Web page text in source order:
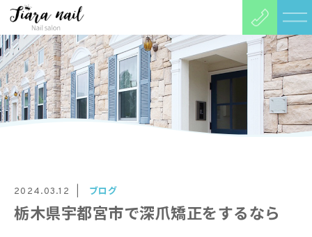
2024.03.12 ブログ
栃木県宇都宮市で深爪矯正をするなら